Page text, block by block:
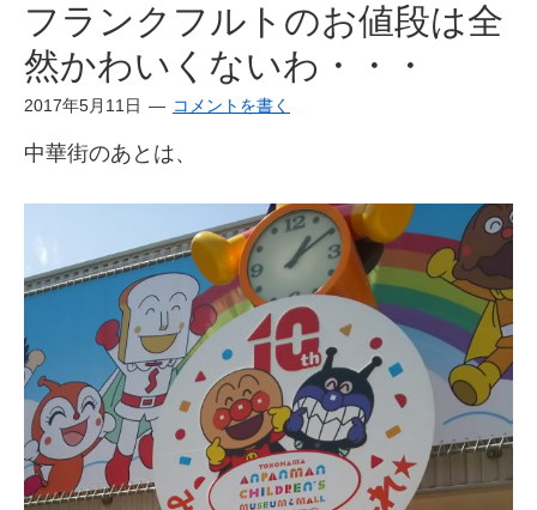
フランクフルトのお値段は全
然かわいくないわ・・・
2017年5月11日 コメントを書く
中華街のあとは、